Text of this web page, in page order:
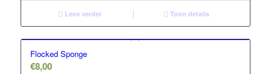
Lees verder Toon details
Flocked Sponge
€8,00